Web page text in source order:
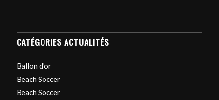
CATÉGORIES ACTUALITÉS
Ballon d'or
Beach Soccer
Beach Soccer